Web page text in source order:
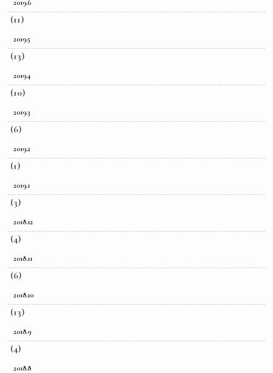
2019.6
(11)
2019.5
(13)
2019.4
(10)
2019.3
(6)
2019.2
(1)
2019.1
(3)
2018.12
(4)
2018.11
(6)
2018.10
(13)
2018.9
(4)
2018.8